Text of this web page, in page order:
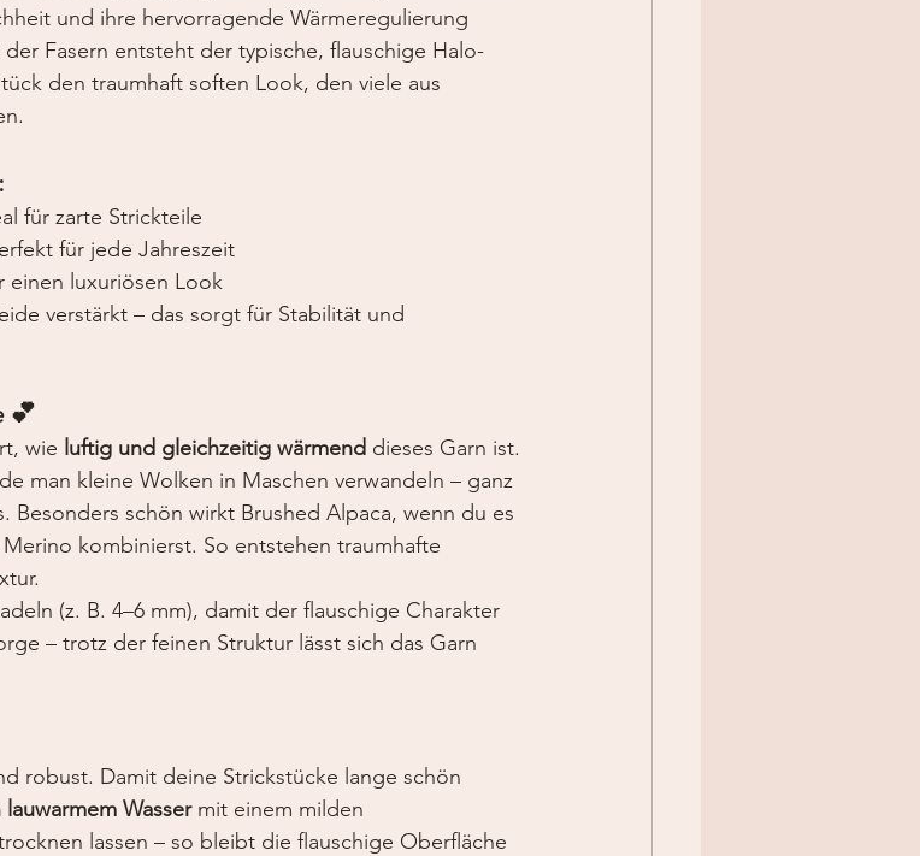
und ihre hervorragende Wärmeregulierung
Fasern entsteht der typische, flauschige Halo-
den traumhaft soften Look, den viele aus
für zarte Strickteile
für jede Jahreszeit
einen luxuriösen Look
verstärkt – das sorgt für Stabilität und
💕
wie luftig und gleichzeitig wärmend dieses Garn ist.
man kleine Wolken in Maschen verwandeln – ganz
Besonders schön wirkt Brushed Alpaca, wenn du es
kombinierst. So entstehen traumhafte
(z. B. 4–6 mm), damit der flauschige Charakter
– trotz der feinen Struktur lässt sich das Garn
robust. Damit deine Strickstücke lange schön
Wasser mit einem milden
lassen – so bleibt die flauschige Oberfläche